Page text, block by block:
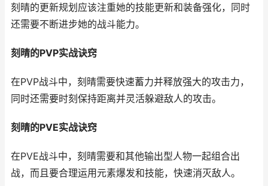
刻晴的更新规划应该注重她的技能更新和装备强化，同时
还需要不断进步她的战斗能力。
刻晴的PVP实战诀窍
在PVP战斗中，刻晴需要快速蓄力并释放强大的攻击力，
同时还需要时刻保持距离并灵活躲避敌人的攻击。
刻晴的PVE实战诀窍
在PVE战斗中，刻晴需要和其他输出型人物一起组合出
战，而且要合理运用元素爆发和技能，快速消灭敌人。